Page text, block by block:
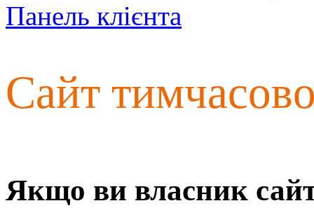
Панель клієнта
Сайт
Якщо ви власник